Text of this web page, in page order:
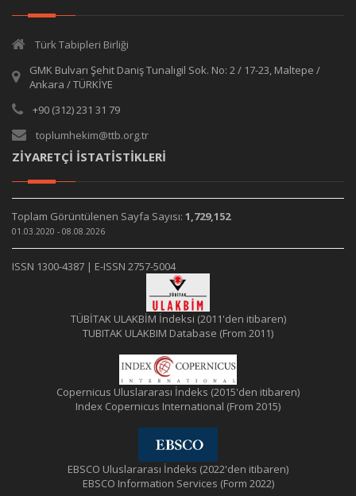
Türk Tabipleri Birliği
GMK Bulvarı Şehit Daniş Tunalıgil Sok. No: 2 / 17-23, Maltepe /
Ankara / TÜRKİYE
+90 (312) 231 31 79
toplumhekim@ttb.org.tr
ZİYARETÇİ İSTATİSTİKLERİ
Toplam Görüntülenen Sayfa Sayısı: 1,729,152
01.03.2020 - 08.08.2026
ISSN 1300-4387 | E-ISSN 2757-5004
TÜBİTAK ULAKBİM İndeksi (2011'den itibaren)
TUBITAK ULAKBIM Database (From 2011)
Copernicus Uluslararası İndeks (2015'den itibaren)
Index Copernicus International (From 2015)
EBSCO Uluslararası İndeks (2022'den itibaren)
EBSCO Information Services (Form 2022)